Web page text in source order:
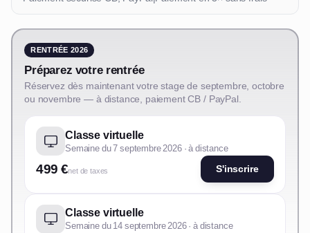
RENTRÉE 2026
Préparez votre rentrée
Réservez dès maintenant votre stage de septembre, octobre
ou novembre — à distance, paiement CB / PayPal.
Classe virtuelle
Semaine du 7 septembre 2026 · à distance
499 €net de taxes S'inscrire
Classe virtuelle
Semaine du 14 septembre 2026 · à distance